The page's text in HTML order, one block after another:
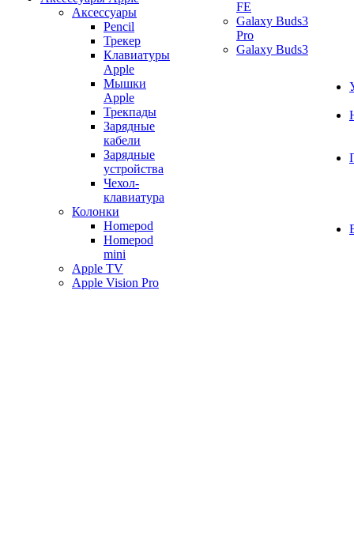
Аксессуары
Pencil
Трекер
Клавиатуры
Apple
Мышки
Apple
Трекпады
Зарядные
кабели
Зарядные
устройства
Чехол-
клавиатура
Колонки
Homepod
Homepod
mini
Apple TV
Apple Vision Pro
FE
Galaxy Buds3
Pro
Galaxy Buds3